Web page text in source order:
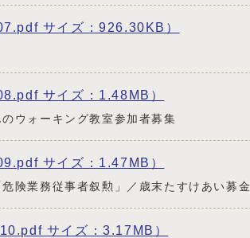
サイズ：926.30KB）
サイズ：1.48MB）
ウォーキング教室参加者募集
サイズ：1.47MB）
険業務従事者叙勲」／歳末たすけあい募金
サイズ：3.17MB）